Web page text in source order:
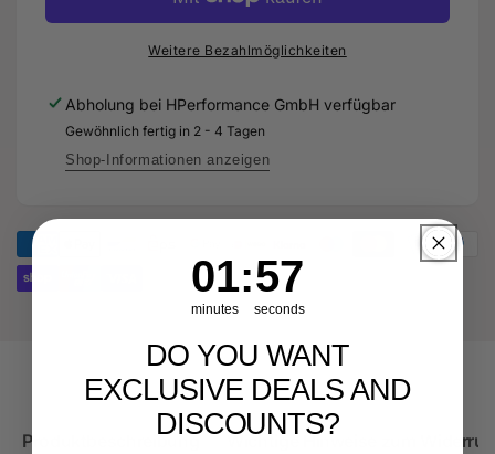
802
569
Ersatzteil
für
Audi
5Q0
802
Original
Ersatzteil
für
Weitere Bezahlmöglichkeiten
Abholung bei HPerformance GmbH verfügbar
Gewöhnlich fertig in 2 - 4 Tagen
Shop-Informationen anzeigen
Produktbeschreibung Wichtige Hinweise zum
Countdown ends in:
1
01
minutes
: 57
57
seconds
DO YOU WANT
EXCLUSIVE DEALS AND
DISCOUNTS?